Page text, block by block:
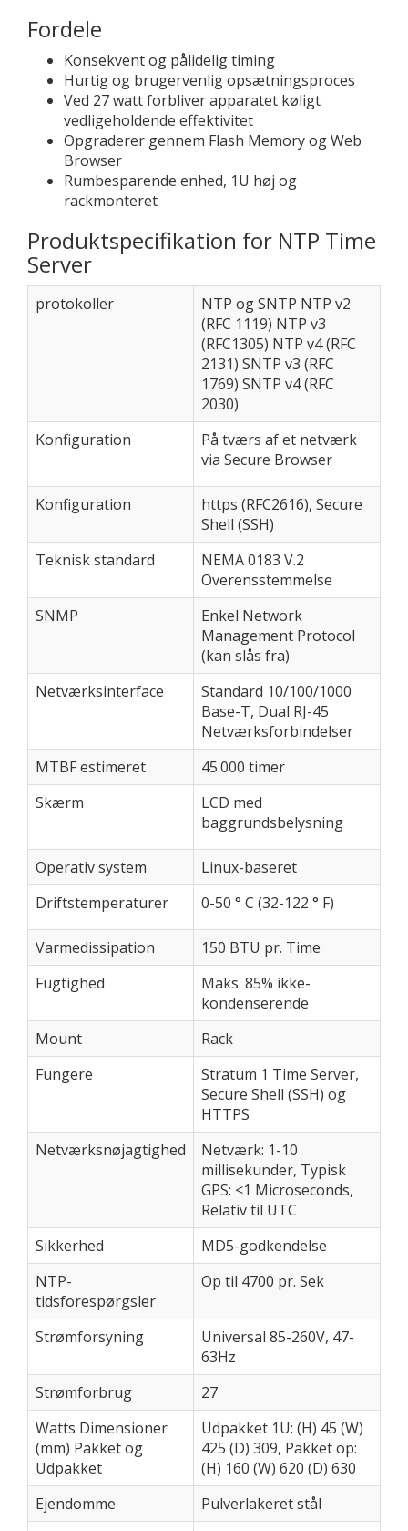
Fordele
Konsekvent og pålidelig timing
Hurtig og brugervenlig opsætningsproces
Ved 27 watt forbliver apparatet køligt
vedligeholdende effektivitet
Opgraderer gennem Flash Memory og Web
Browser
Rumbesparende enhed, 1U høj og
rackmonteret
Produktspecifikation for NTP Time
Server
protokoller
NTP og SNTP NTP v2
(RFC 1119) NTP v3
(RFC1305) NTP v4 (RFC
2131) SNTP v3 (RFC
1769) SNTP v4 (RFC
2030)
Konfiguration
På tværs af et netværk
via Secure Browser
Konfiguration
https (RFC2616), Secure
Shell (SSH)
Teknisk standard
NEMA 0183 V.2
Overensstemmelse
SNMP
Enkel Network
Management Protocol
(kan slås fra)
Netværksinterface
Standard 10/100/1000
Base-T, Dual RJ-45
Netværksforbindelser
MTBF estimeret
45.000 timer
Skærm
LCD med
baggrundsbelysning
Operativ system
Linux-baseret
Driftstemperaturer
0-50 ° C (32-122 ° F)
Varmedissipation
150 BTU pr. Time
Fugtighed
Maks. 85% ikke-
kondenserende
Mount
Rack
Fungere
Stratum 1 Time Server,
Secure Shell (SSH) og
HTTPS
Netværksnøjagtighed
Netværk: 1-10
millisekunder, Typisk
GPS: <1 Microseconds,
Relativ til UTC
Sikkerhed
MD5-godkendelse
NTP-
tidsforespørgsler
Op til 4700 pr. Sek
Strømforsyning
Universal 85-260V, 47-
63Hz
Strømforbrug
27
Watts Dimensioner
(mm) Pakket og
Udpakket
Udpakket 1U: (H) 45 (W)
425 (D) 309, Pakket op:
(H) 160 (W) 620 (D) 630
Ejendomme
Pulverlakeret stål